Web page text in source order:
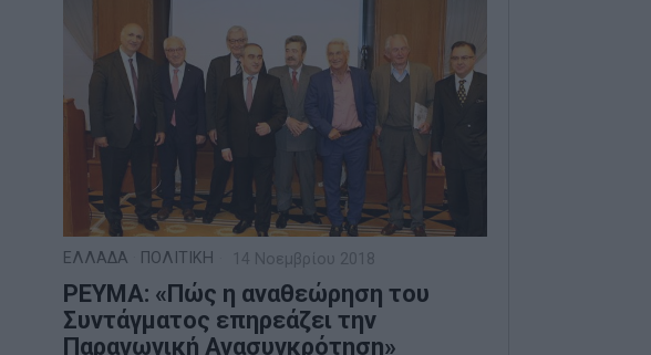
ΕΛΛΑΔΑ ΠΟΛΙΤΙΚΗ 14 Νοεμβρίου 2018
ΡΕΥΜΑ: «Πώς η αναθεώρηση του
Συντάγματος επηρεάζει την
Παραγωγική Ανασυγκρότηση»